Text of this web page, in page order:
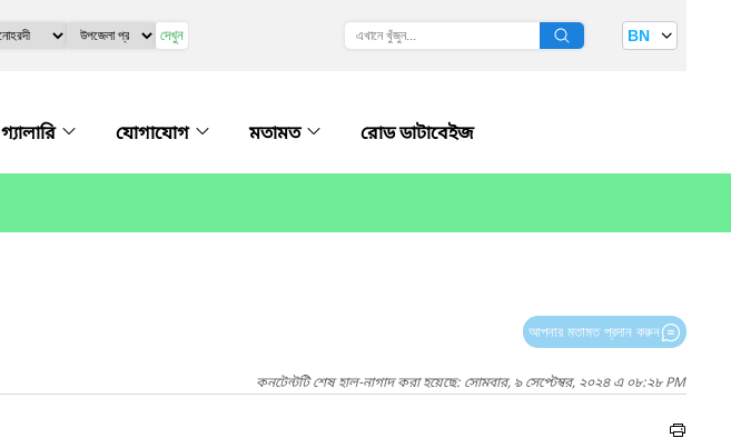
দেখুন BN
গ্যালারি যোগাযোগ মতামত রোড ডাটাবেইজ
আপনার মতামত প্রদান করুন
কনটেন্টটি শেষ হাল-নাগাদ করা হয়েছে: সোমবার, ৯ সেপ্টেম্বর, ২০২৪ এ ০৮:২৮ PM